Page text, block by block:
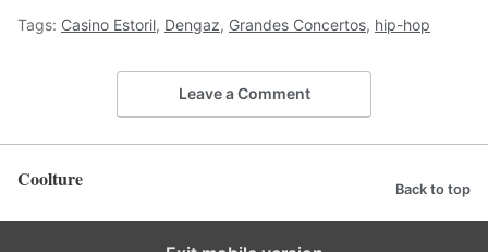
Tags: Casino Estoril, Dengaz, Grandes Concertos, hip-hop
Leave a Comment
Coolture Back to top